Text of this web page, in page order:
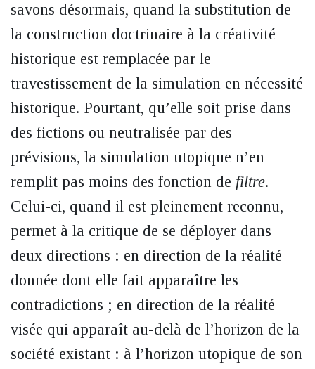
savons désormais, quand la substitution de
la construction doctrinaire à la créativité
historique est remplacée par le
travestissement de la simulation en nécessité
historique. Pourtant, qu’elle soit prise dans
des fictions ou neutralisée par des
prévisions, la simulation utopique n’en
remplit pas moins des fonction de filtre.
Celui-ci, quand il est pleinement reconnu,
permet à la critique de se déployer dans
deux directions : en direction de la réalité
donnée dont elle fait apparaître les
contradictions ; en direction de la réalité
visée qui apparaît au-delà de l’horizon de la
société existant : à l’horizon utopique de son